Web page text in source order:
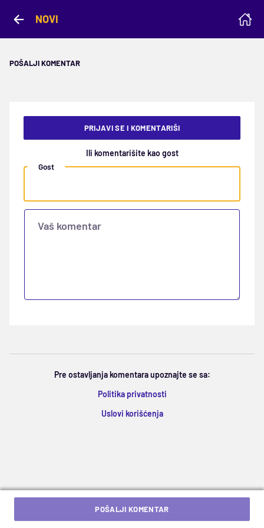
NOVI
POŠALJI KOMENTAR
PRIJAVI SE I KOMENTARIŠI
Ili komentarišite kao gost
Gost
Vaš komentar
Pre ostavljanja komentara upoznajte se sa:
Politika privatnosti
Uslovi korišćenja
POŠALJI KOMENTAR